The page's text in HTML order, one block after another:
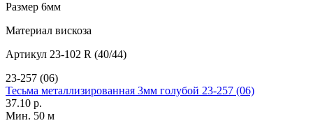
Размер 6мм
Материал вискоза
Артикул 23-102 R (40/44)
23-257 (06)
Тесьма металлизированная 3мм голубой 23-257 (06)
37.10 р.
Мин. 50 м